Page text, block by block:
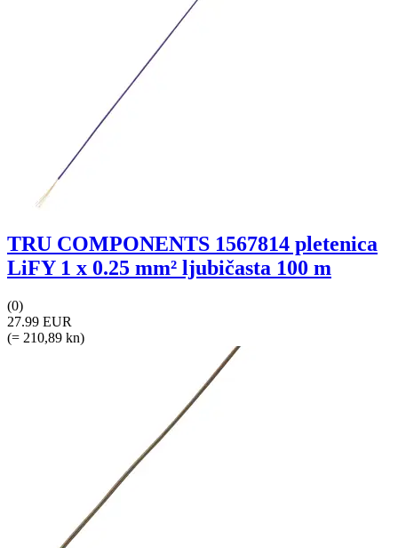
TRU COMPONENTS 1567814 pletenica
LiFY 1 x 0.25 mm² ljubičasta 100 m
(0)
27.99 EUR
(= 210,89 kn)